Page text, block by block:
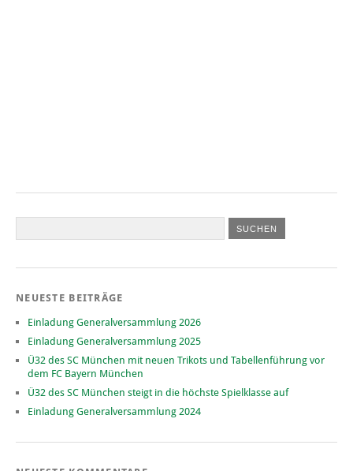
NEUESTE BEITRÄGE
Einladung Generalversammlung 2026
Einladung Generalversammlung 2025
Ü32 des SC München mit neuen Trikots und Tabellenführung vor
dem FC Bayern München
Ü32 des SC München steigt in die höchste Spielklasse auf
Einladung Generalversammlung 2024